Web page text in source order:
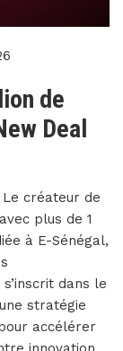
de
Deal
créateur de
plus de 1
à E-Sénégal,
dans le
stratégie
accélérer